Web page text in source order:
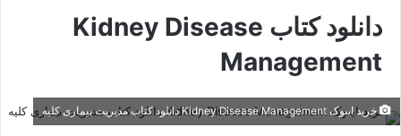
دانلود کتاب Kidney Disease
Management
خرید ایبوک Kidney Disease Management دانلود کتاب مدیریت بیماری کلیه